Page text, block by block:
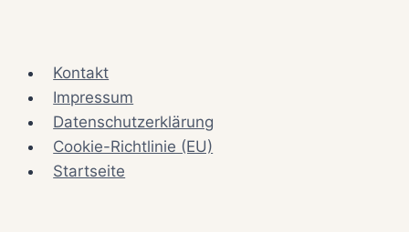
Kontakt
Impressum
Datenschutzerklärung
Cookie-Richtlinie (EU)
Startseite